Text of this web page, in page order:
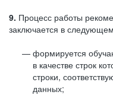
9. Процесс работы
заключается в
формируется
в качестве строк
строки,
данных;